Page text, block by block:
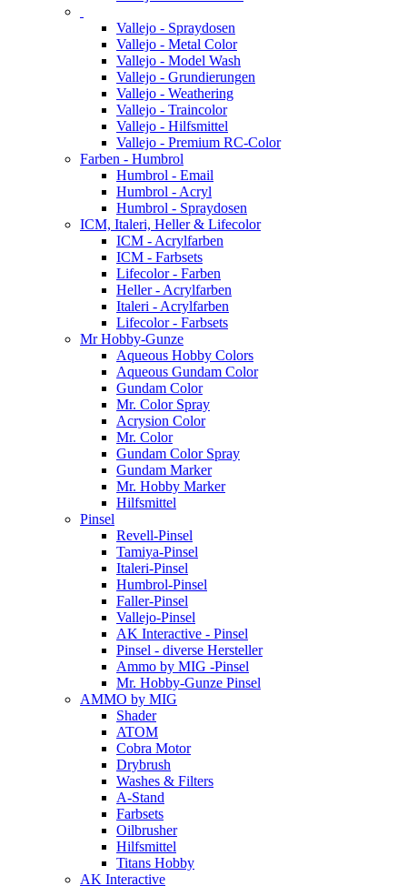
Vallejo - Spraydosen
Vallejo - Metal Color
Vallejo - Model Wash
Vallejo - Grundierungen
Vallejo - Weathering
Vallejo - Traincolor
Vallejo - Hilfsmittel
Vallejo - Premium RC-Color
Farben - Humbrol
Humbrol - Email
Humbrol - Acryl
Humbrol - Spraydosen
ICM, Italeri, Heller & Lifecolor
ICM - Acrylfarben
ICM - Farbsets
Lifecolor - Farben
Heller - Acrylfarben
Italeri - Acrylfarben
Lifecolor - Farbsets
Mr Hobby-Gunze
Aqueous Hobby Colors
Aqueous Gundam Color
Gundam Color
Mr. Color Spray
Acrysion Color
Mr. Color
Gundam Color Spray
Gundam Marker
Mr. Hobby Marker
Hilfsmittel
Pinsel
Revell-Pinsel
Tamiya-Pinsel
Italeri-Pinsel
Humbrol-Pinsel
Faller-Pinsel
Vallejo-Pinsel
AK Interactive - Pinsel
Pinsel - diverse Hersteller
Ammo by MIG -Pinsel
Mr. Hobby-Gunze Pinsel
AMMO by MIG
Shader
ATOM
Cobra Motor
Drybrush
Washes & Filters
A-Stand
Farbsets
Oilbrusher
Hilfsmittel
Titans Hobby
AK Interactive